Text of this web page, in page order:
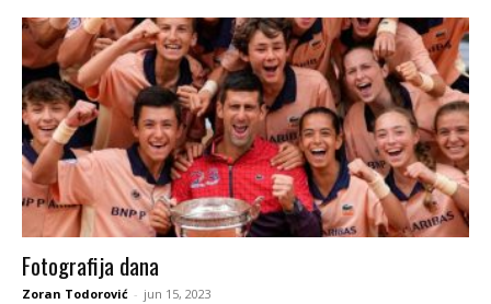
Fotografija dana
Zoran Todorović - jun 15, 2023